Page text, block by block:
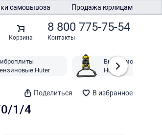
самовывоза Продажа юрлицам
Корзина
8 800 775-75-54
Контакты
Huter
Вибрационные
Huter
Поделиться В избранное
1/4